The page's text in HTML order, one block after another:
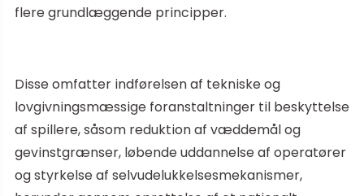
flere grundlæggende principper.
Disse omfatter indførelsen af tekniske og
lovgivningsmæssige foranstaltninger til beskyttelse
af spillere, såsom reduktion af væddemål og
gevinstgrænser, løbende uddannelse af operatører
og styrkelse af selvudelukkelsesmekanismer,